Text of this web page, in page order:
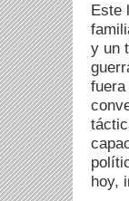
Este
y un
hoy,